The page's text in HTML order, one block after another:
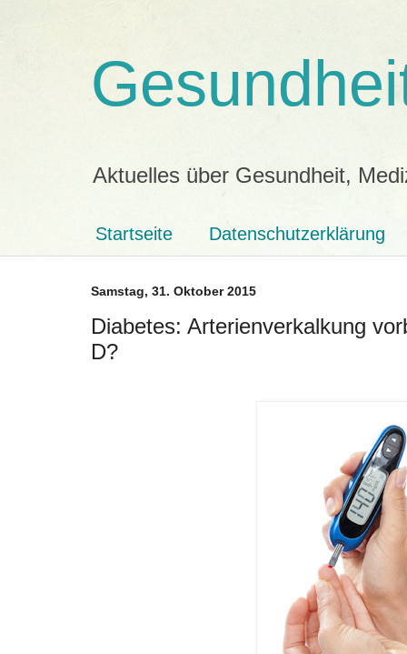
Aktuelles über Gesundheit,
Startseite Datenschutzerklärung
Samstag, 31. Oktober 2015
Diabetes: Arterienverkalkung
D?